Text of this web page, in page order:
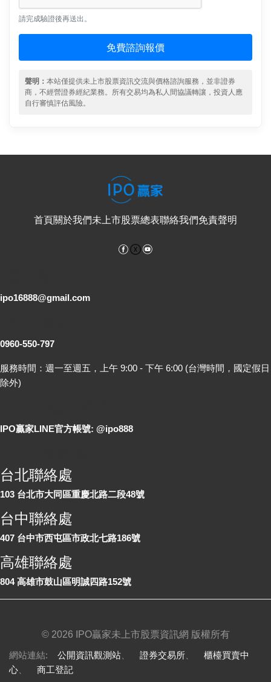
請完成驗證後再送出。
免費諮詢報價
聲明： 本站僅提供未上市股票資訊交流與價格諮詢服務，並非證券
商，不經營證券經紀業務。所有交易均為私人間協議轉讓，投資人應
自行審慎評估風險。
首頁關於我們未上市股票總表聯絡我們免責聲明
Facebook
ipo16888@gmail.com
0960-550-797
服務時間：週一至週五，上午 9:00 - 下午 6:00 (台灣時間，國定假日
除外)
IPO贏家LINE官方帳號: @ipo888
台北聯絡處
103 台北市大同區重慶北路二段48號
台中聯絡處
407 台中市西屯區市政北七路186號
高雄聯絡處
804 高雄市鼓山區明誠四路152號
© 2026 IPO贏家未上市股票資訊網 版權所有
網站連結: 公開資訊觀測站 證券交易所
櫃檯買賣中
心
商工登記